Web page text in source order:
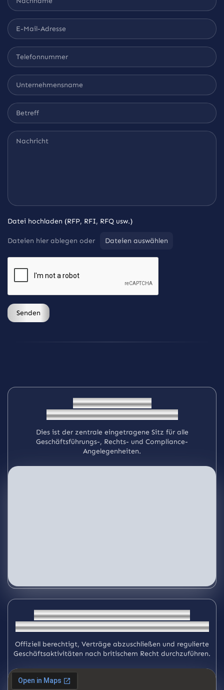
Datei hochladen (RFP, RFI, RFQ usw.)
Dateien hier ablegen oder Dateien auswählen
Unternehmenssitz
(eingetragener Sitz - Bulgarien)
Dies ist der zentrale eingetragene Sitz für alle
Geschäftsführungs-, Rechts- und Compliance-
Angelegenheiten.
Niederlassung Vereinigtes Königreich
(im Vereinigten Königreich registrierte Einheit)
Offiziell berechtigt, Verträge abzuschließen und regulierte
Geschäftsaktivitäten nach britischem Recht durchzuführen.